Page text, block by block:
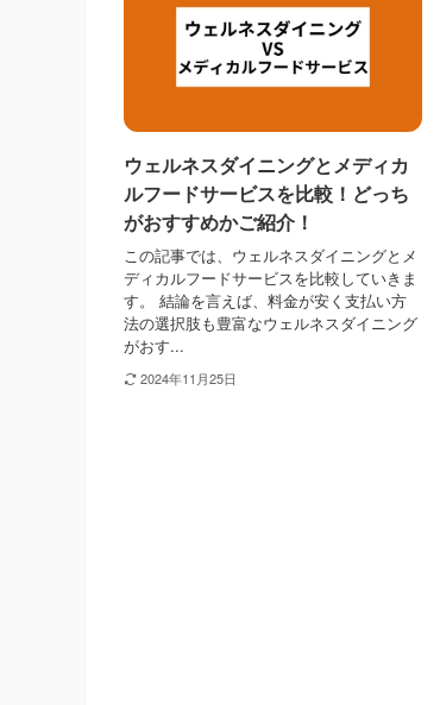
ウェルネスダイニングとメディカ
ルフードサービスを比較！どっち
がおすすめかご紹介！
この記事では、ウェルネスダイニングとメ
ディカルフードサービスを比較していきま
す。 結論を言えば、料金が安く支払い方
法の選択肢も豊富なウェルネスダイニング
がおす...
2024年11月25日